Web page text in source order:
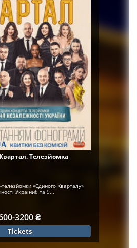
Телезйомка
телезйомки «Єдиного Кварталу»
України8 та 9...
3200 ₴
Tickets